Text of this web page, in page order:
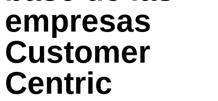
empresas
Customer
Centric